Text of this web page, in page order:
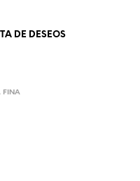
DE DESEOS
FINA